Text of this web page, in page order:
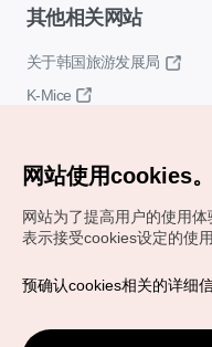
其他相关网站
关于韩国旅游发展局
K-Mice
Copyrights (c) 韩国旅游
VISITKOREA官方邮箱
网站使用cookies。
网站为了提高用户的使用体
表示接受cookies设定的使用
预确认cookies相关的详细